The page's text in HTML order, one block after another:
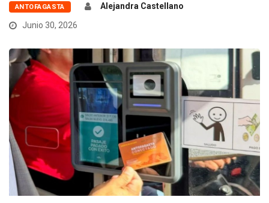
ANTOFAGASTA
Alejandra Castellano
Junio 30, 2026